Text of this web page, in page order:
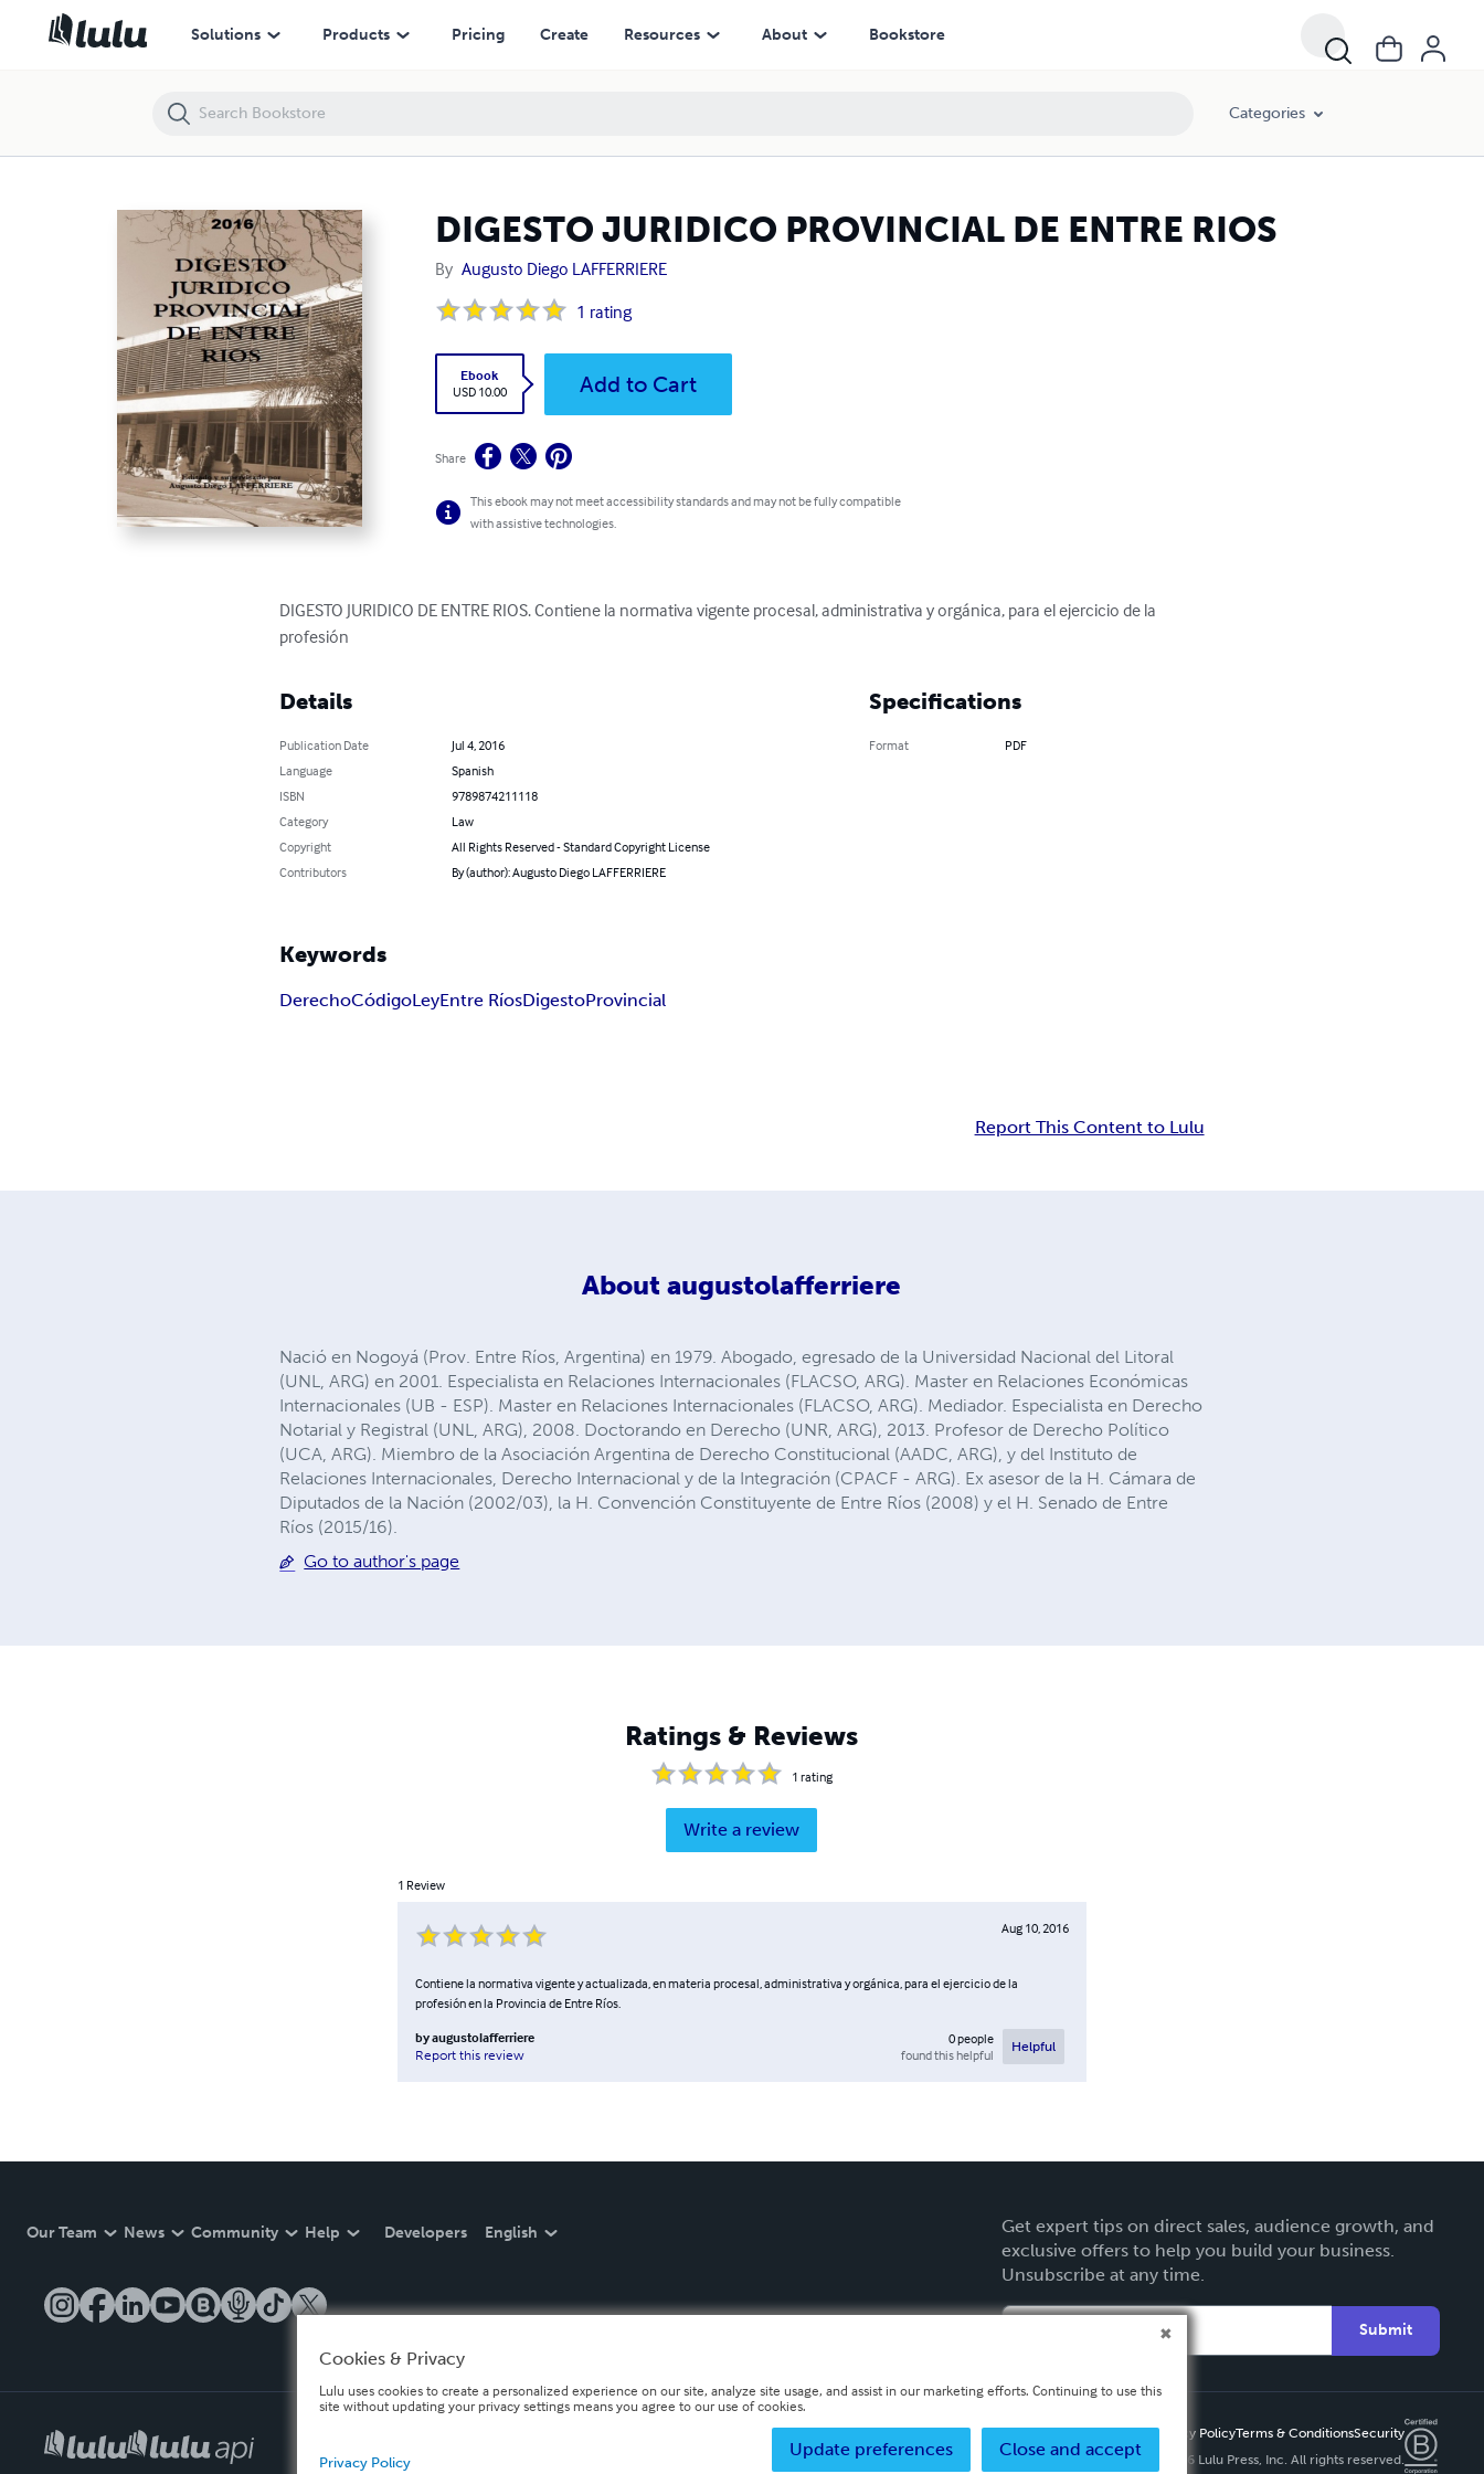
Solutions Products Pricing Create Resources About Bookstore
Categories
DIGESTO JURIDICO PROVINCIAL DE ENTRE RIOS
By Augusto Diego LAFFERRIERE
1 rating
Ebook
USD 10.00
Add to Cart
Share
This ebook may not meet accessibility standards and may not be fully compatible
with assistive technologies.
DIGESTO JURIDICO DE ENTRE RIOS. Contiene la normativa vigente procesal, administrativa y orgánica, para el ejercicio de la
profesión
Details
Publication Date
Jul 4, 2016
Language
Spanish
ISBN
9789874211118
Category
Law
Copyright
All Rights Reserved - Standard Copyright License
Contributors
By (author): Augusto Diego LAFFERRIERE
Specifications
Format PDF
Keywords
DerechoCódigoLeyEntre RíosDigestoProvincial
Report This Content to Lulu
About augustolafferriere
Nació en Nogoyá (Prov. Entre Ríos, Argentina) en 1979. Abogado, egresado de la Universidad Nacional del Litoral
(UNL, ARG) en 2001. Especialista en Relaciones Internacionales (FLACSO, ARG). Master en Relaciones Económicas
Internacionales (UB - ESP). Master en Relaciones Internacionales (FLACSO, ARG). Mediador. Especialista en Derecho
Notarial y Registral (UNL, ARG), 2008. Doctorando en Derecho (UNR, ARG), 2013. Profesor de Derecho Político
(UCA, ARG). Miembro de la Asociación Argentina de Derecho Constitucional (AADC, ARG), y del Instituto de
Relaciones Internacionales, Derecho Internacional y de la Integración (CPACF - ARG). Ex asesor de la H. Cámara de
Diputados de la Nación (2002/03), la H. Convención Constituyente de Entre Ríos (2008) y el H. Senado de Entre
Ríos (2015/16).
Go to author's page
Ratings & Reviews
1 rating
Write a review
1 Review
Aug 10, 2016
Contiene la normativa vigente y actualizada, en materia procesal, administrativa y orgánica, para el ejercicio de la
profesión en la Provincia de Entre Ríos.
byaugustolafferriere
Report this review
0people
found this helpful
Helpful
Our Team News Community Help Developers English
Get expert tips on direct sales, audience growth, and
exclusive offers to help you build your business.
Unsubscribe at any time.
Submit
Privacy PolicyTerms & ConditionsSecurity
Copyright ©
2026 Lulu Press, Inc. All rights reserved.
DIGESTO JURIDICO PROVINCIAL DE ENTRE RIOS
Cookies & Privacy
Lulu uses cookies to create a personalized experience on our site, analyze site usage, and assist in our marketing efforts. Continuing to use this
site without updating your privacy settings means you agree to our use of cookies.
Close and accept
Update preferences
Privacy Policy